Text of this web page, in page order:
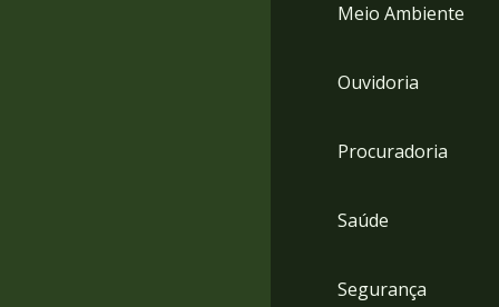
Meio Ambiente
Ouvidoria
Procuradoria
Saúde
Segurança